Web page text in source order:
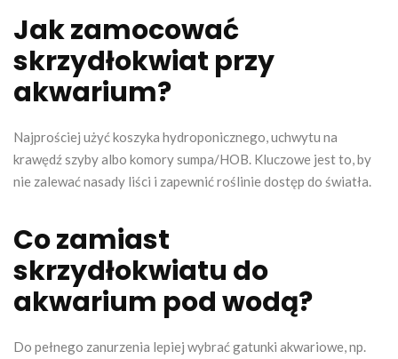
Jak zamocować
skrzydłokwiat przy
akwarium?
Najprościej użyć koszyka hydroponicznego, uchwytu na
krawędź szyby albo komory sumpa/HOB. Kluczowe jest to, by
nie zalewać nasady liści i zapewnić roślinie dostęp do światła.
Co zamiast
skrzydłokwiatu do
akwarium pod wodą?
Do pełnego zanurzenia lepiej wybrać gatunki akwariowe, np.